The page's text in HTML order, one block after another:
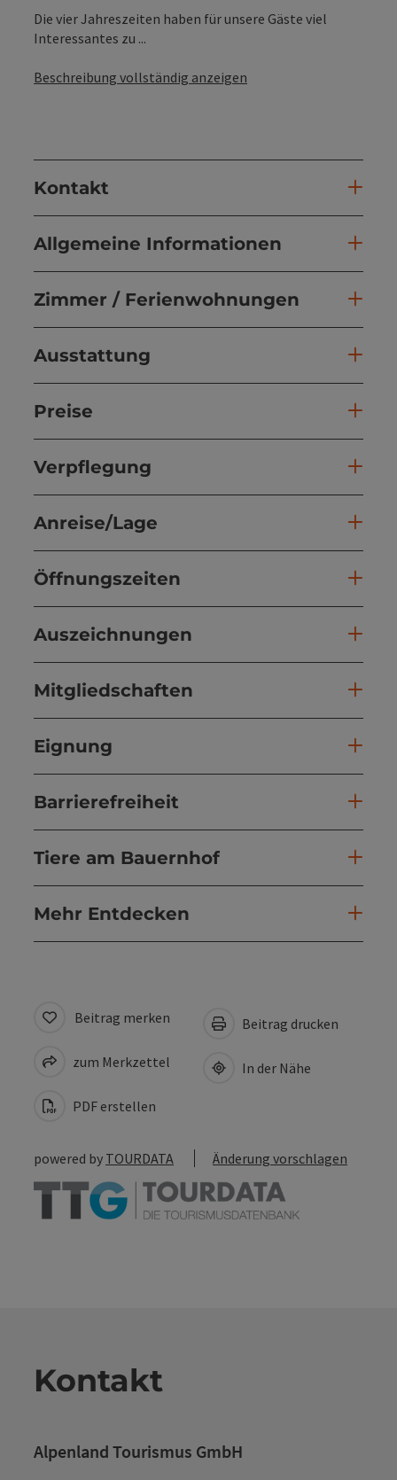
Die vier Jahreszeiten haben für unsere Gäste viel
Interessantes zu ...
Beschreibung vollständig anzeigen
Kontakt
Allgemeine Informationen
Zimmer / Ferienwohnungen
Ausstattung
Preise
Verpflegung
Anreise/Lage
Öffnungszeiten
Auszeichnungen
Mitgliedschaften
Eignung
Barrierefreiheit
Tiere am Bauernhof
Mehr Entdecken
Beitrag merken
zum Merkzettel
PDF erstellen
Beitrag drucken
In der Nähe
powered by TOURDATA Änderung vorschlagen
Kontakt
Alpenland Tourismus GmbH